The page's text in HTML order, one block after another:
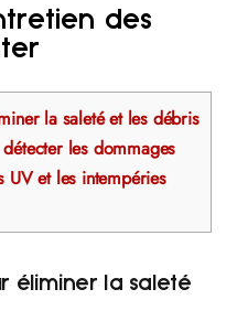
des
la saleté et les débris
les dommages
UV et les intempéries
éliminer la saleté